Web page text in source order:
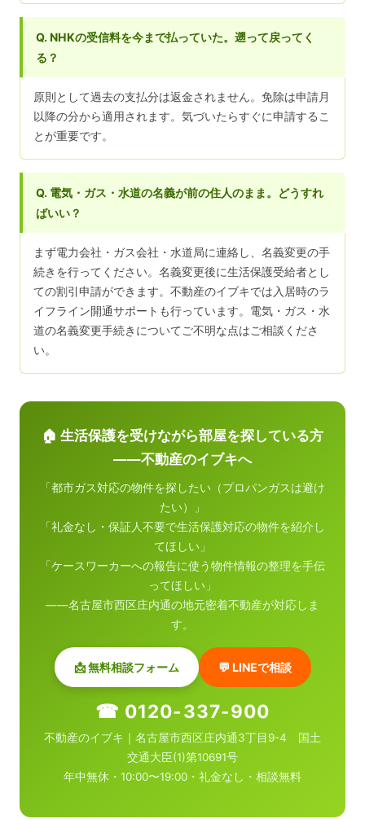
Q. NHKの受信料を今まで払っていた。遡って戻ってく
る？
原則として過去の支払分は返金されません。免除は申請月
以降の分から適用されます。気づいたらすぐに申請するこ
とが重要です。
Q. 電気・ガス・水道の名義が前の住人のまま。どうすれ
ばいい？
まず電力会社・ガス会社・水道局に連絡し、名義変更の手
続きを行ってください。名義変更後に生活保護受給者とし
ての割引申請ができます。不動産のイブキでは入居時のラ
イフライン開通サポートも行っています。電気・ガス・水
道の名義変更手続きについてご不明な点はご相談くださ
い。
🏠 生活保護を受けながら部屋を探している方
——不動産のイブキへ
「都市ガス対応の物件を探したい（プロパンガスは避け
たい）」
「礼金なし・保証人不要で生活保護対応の物件を紹介し
てほしい」
「ケースワーカーへの報告に使う物件情報の整理を手伝
ってほしい」
——名古屋市西区庄内通の地元密着不動産が対応しま
す。
📩 無料相談フォーム 💬 LINEで相談
☎ 0120-337-900
不動産のイブキ｜名古屋市西区庄内通3丁目9-4 国土
交通大臣(1)第10691号
年中無休・10:00〜19:00・礼金なし・相談無料